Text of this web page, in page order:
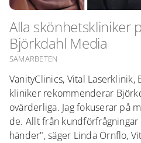
Alla skönhetskliniker
Björkdahl Media
SAMARBETEN
VanityClinics, Vital Laserklinik,
kliniker rekommenderar
ovärderliga. Jag fokuserar på
de. Allt från
händer", säger Linda Örnflo,